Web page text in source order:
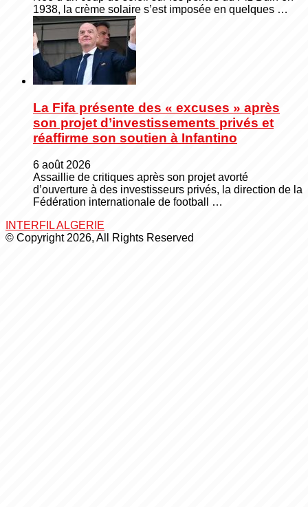
1938, la crème solaire s’est imposée en quelques …
La Fifa présente des « excuses » après
son projet d’investissements privés et
réaffirme son soutien à Infantino
6 août 2026
Assaillie de critiques après son projet avorté
d’ouverture à des investisseurs privés, la direction de la
Fédération internationale de football …
INTERFIL ALGERIE
© Copyright 2026, All Rights Reserved